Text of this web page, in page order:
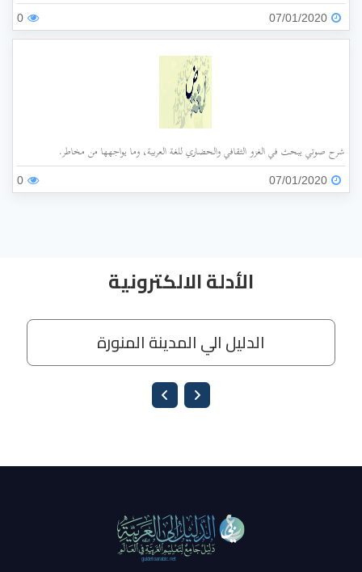
07/01/2020
0
شرح صوتي يبحث في الغزو الثقافي والحضاري للغة العربية، وما يواجهها من مخاطر.
07/01/2020
0